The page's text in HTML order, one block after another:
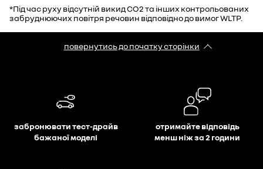
*Під час руху відсутній викид CO2 та інших контрольованих
забруднюючих повітря речовин відповідно до вимог WLTP.
повернутись до початку сторінки
забронювати тест-драйв
бажаної моделі
отримайте відповідь
менш ніж за 2 години